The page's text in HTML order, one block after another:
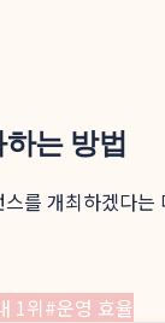
는 방법
를 개최하겠다
1위#운영 효율